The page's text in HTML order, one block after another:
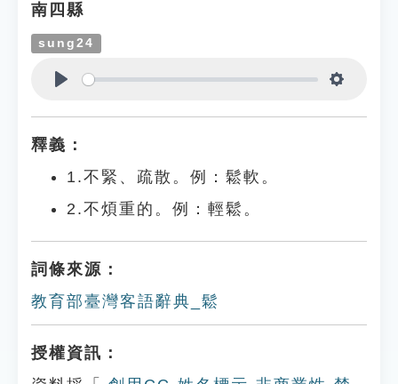
南四縣
sung24
釋義：
1.不緊、疏散。例：鬆軟。
2.不煩重的。例：輕鬆。
詞條來源：
教育部臺灣客語辭典_鬆
授權資訊：